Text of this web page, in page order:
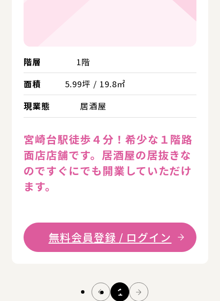
階層
1階
面積
5.99坪 / 19.8㎡
現業態
居酒屋
宮崎台駅徒歩４分！希少な１階路
面店店舗です。居酒屋の居抜きな
のですぐにでも開業していただけ
ます。
無料会員登録 / ログイン
1